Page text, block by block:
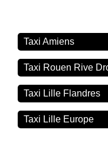
Taxi Amiens
Taxi Rouen Rive
Taxi Lille Flandres
Taxi Lille Europe